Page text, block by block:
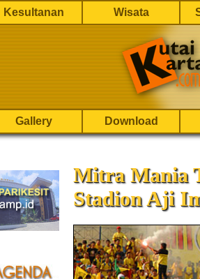
Kesultanan Wisata
Gallery Download
Mitra Mania
Stadion Aji